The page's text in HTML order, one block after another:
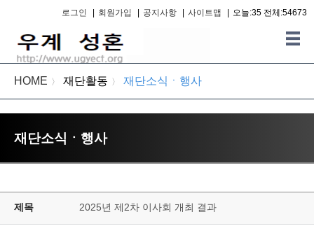
로그인 회원가입 공지사항 사이트맵 오늘:35 전체:54673
HOME 〉 재단활동 〉 재단소식ㆍ행사
재단소식ㆍ행사
제목 2025년 제2차 이사회 개최 결과